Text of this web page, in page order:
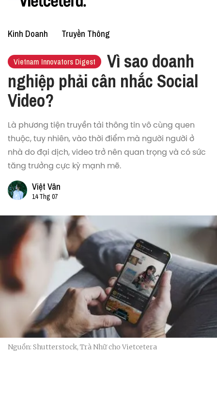
Kinh Doanh Truyền Thông
Vietnam Innovators Digest
Vì sao doanh
nghiệp phải cân nhắc Social
Video?
Là phương tiện truyền tải thông tin vô cùng quen
thuộc, tuy nhiên, vào thời điểm mà người người ở
nhà do đại dịch, video trở nên quan trọng và có sức
tăng trưởng cực kỳ mạnh mẽ.
Việt Vân
14 Thg 07
Nguồn: Shutterstock, Trà Nhữ cho Vietcetera